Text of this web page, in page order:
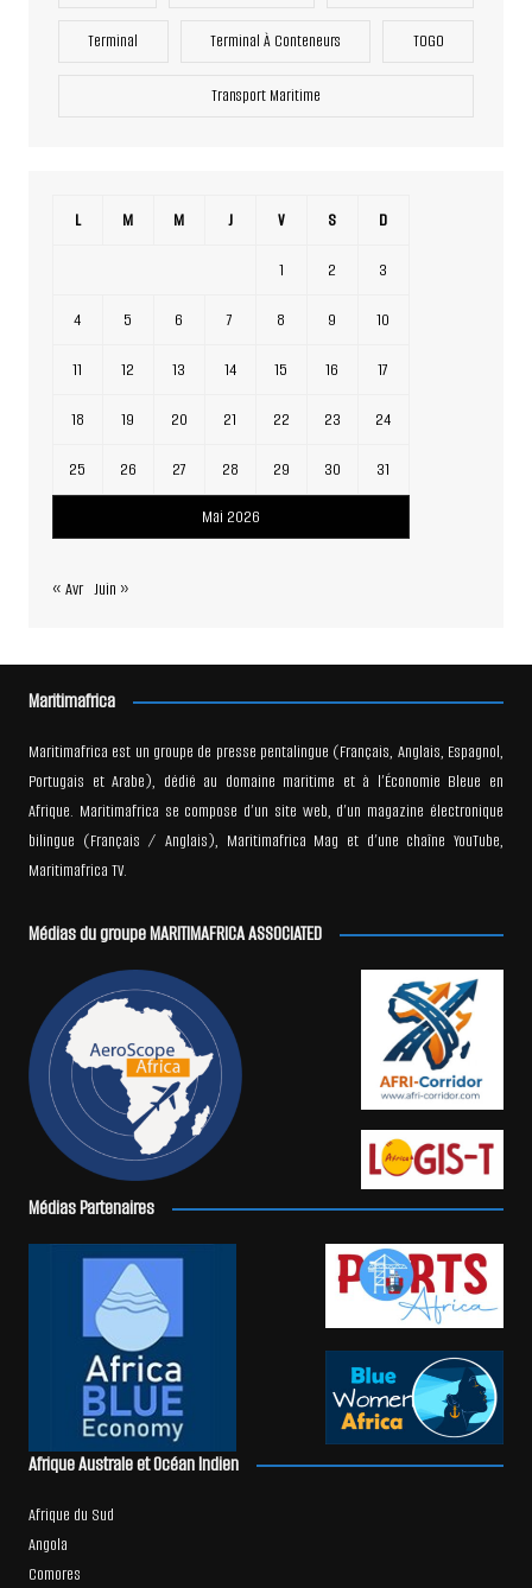
Terminal Terminal À Conteneurs TOGO
Transport Maritime
Mai 2026
L M M J V S D
1 2 3
4 5 6 7 8 9 10
11 12 13 14 15 16 17
18 19 20 21 22 23 24
25 26 27 28 29 30 31
« Avr Juin »
Maritimafrica
Maritimafrica est un groupe de presse pentalingue (Français, Anglais, Espagnol,
Portugais et Arabe), dédié au domaine maritime et à l’Économie Bleue en
Afrique. Maritimafrica se compose d’un site web, d’un magazine électronique
bilingue (Français / Anglais), Maritimafrica Mag et d’une chaîne YouTube,
Maritimafrica TV.
Médias du groupe MARITIMAFRICA ASSOCIATED
Médias Partenaires
Afrique Australe et Océan Indien
Afrique du Sud
Angola
Comores